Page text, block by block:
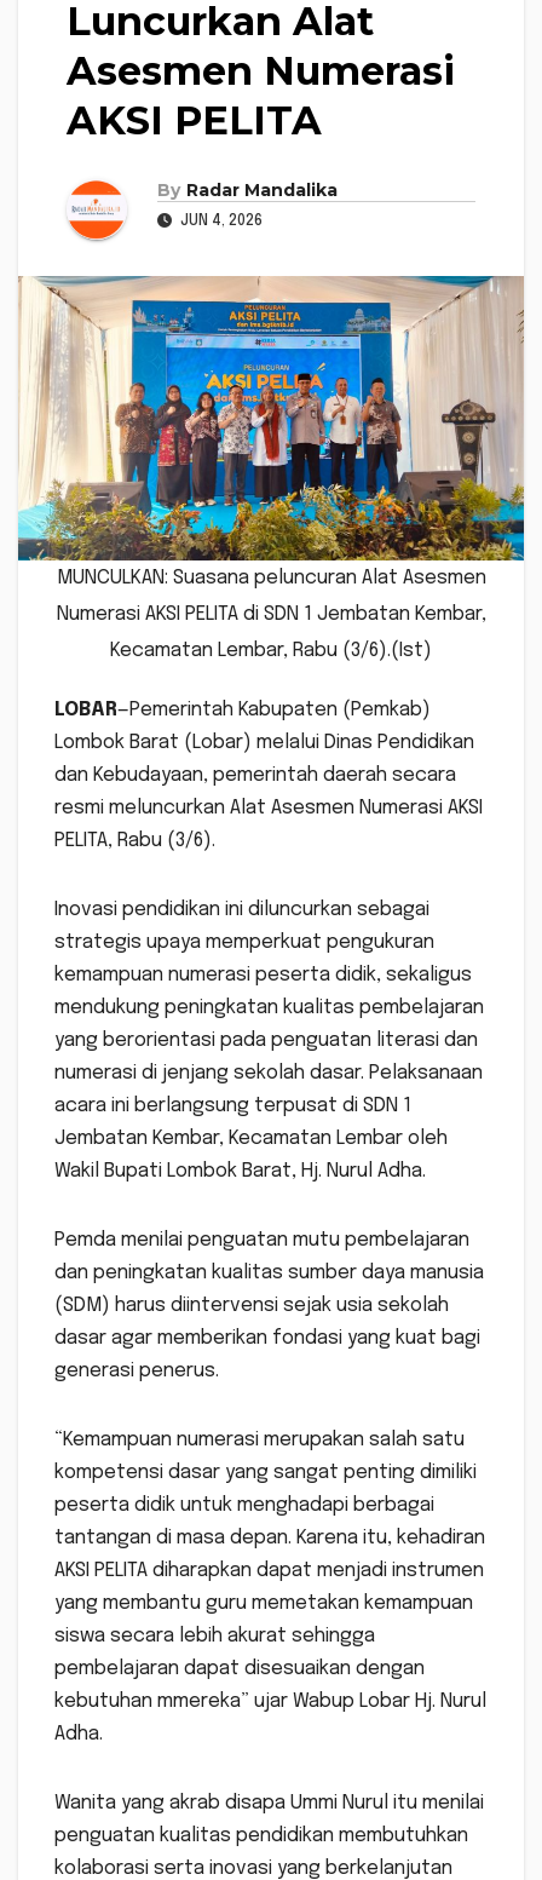
Luncurkan Alat
Asesmen Numerasi
AKSI PELITA
By Radar Mandalika
JUN 4, 2026
MUNCULKAN: Suasana peluncuran Alat Asesmen
Numerasi AKSI PELITA di SDN 1 Jembatan Kembar,
Kecamatan Lembar, Rabu (3/6).(Ist)
LOBAR—Pemerintah Kabupaten (Pemkab)
Lombok Barat (Lobar) melalui Dinas Pendidikan
dan Kebudayaan, pemerintah daerah secara
resmi meluncurkan Alat Asesmen Numerasi AKSI
PELITA, Rabu (3/6).
Inovasi pendidikan ini diluncurkan sebagai
strategis upaya memperkuat pengukuran
kemampuan numerasi peserta didik, sekaligus
mendukung peningkatan kualitas pembelajaran
yang berorientasi pada penguatan literasi dan
numerasi di jenjang sekolah dasar. Pelaksanaan
acara ini berlangsung terpusat di SDN 1
Jembatan Kembar, Kecamatan Lembar oleh
Wakil Bupati Lombok Barat, Hj. Nurul Adha.
Pemda menilai penguatan mutu pembelajaran
dan peningkatan kualitas sumber daya manusia
(SDM) harus diintervensi sejak usia sekolah
dasar agar memberikan fondasi yang kuat bagi
generasi penerus.
“Kemampuan numerasi merupakan salah satu
kompetensi dasar yang sangat penting dimiliki
peserta didik untuk menghadapi berbagai
tantangan di masa depan. Karena itu, kehadiran
AKSI PELITA diharapkan dapat menjadi instrumen
yang membantu guru memetakan kemampuan
siswa secara lebih akurat sehingga
pembelajaran dapat disesuaikan dengan
kebutuhan mmereka” ujar Wabup Lobar Hj. Nurul
Adha.
Wanita yang akrab disapa Ummi Nurul itu menilai
penguatan kualitas pendidikan membutuhkan
kolaborasi serta inovasi yang berkelanjutan